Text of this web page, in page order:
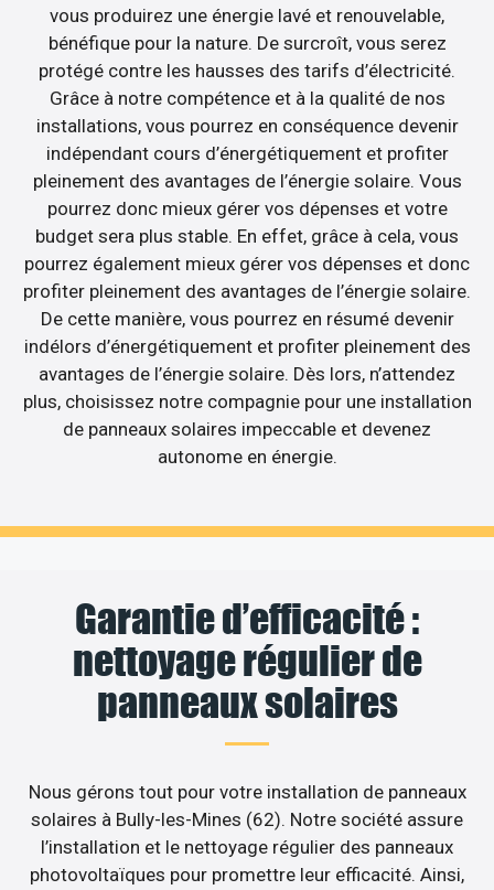
vous produirez une énergie lavé et renouvelable,
bénéfique pour la nature. De surcroît, vous serez
protégé contre les hausses des tarifs d’électricité.
Grâce à notre compétence et à la qualité de nos
installations, vous pourrez en conséquence devenir
indépendant cours d’énergétiquement et profiter
pleinement des avantages de l’énergie solaire. Vous
pourrez donc mieux gérer vos dépenses et votre
budget sera plus stable. En effet, grâce à cela, vous
pourrez également mieux gérer vos dépenses et donc
profiter pleinement des avantages de l’énergie solaire.
De cette manière, vous pourrez en résumé devenir
indélors d’énergétiquement et profiter pleinement des
avantages de l’énergie solaire. Dès lors, n’attendez
plus, choisissez notre compagnie pour une installation
de panneaux solaires impeccable et devenez
autonome en énergie.
Garantie d’efficacité :
nettoyage régulier de
panneaux solaires
Nous gérons tout pour votre installation de panneaux
solaires à Bully-les-Mines (62). Notre société assure
l’installation et le nettoyage régulier des panneaux
photovoltaïques pour promettre leur efficacité. Ainsi,